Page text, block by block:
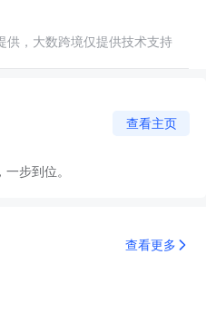
供，大数跨境仅提供技术支持
查看主页
步到位。
查看更多